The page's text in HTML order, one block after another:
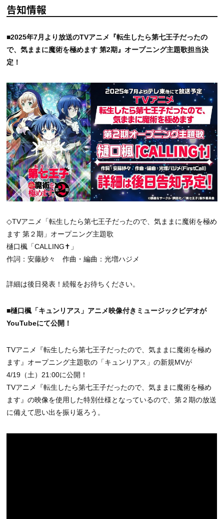
告知情報
■2025年7月より放送のTVアニメ『転生したら第七王子だったの
で、気ままに魔術を極めます 第2期』オープニング主題歌担当決
定！
◇TVアニメ「転生したら第七王子だったので、気ままに魔術を極め
ます 第２期」オープニング主題歌
樋口楓「CALLING✝︎」
作詞：安藤紗々 作曲・編曲：光増ハジメ
詳細は後日発表！続報をお待ちください。
■樋口楓「キュンリアス」アニメ映像付きミュージックビデオが
YouTubeにて公開！
TVアニメ『転生したら第七王子だったので、気ままに魔術を極め
ます』オープニング主題歌の「キュンリアス」の新規MVが
4/19（土）21:00に公開！
TVアニメ『転生したら第七王子だったので、気ままに魔術を極め
ます』の映像を使用した特別仕様となっているので、第２期の放送
に備えて思い出を振り返ろう。